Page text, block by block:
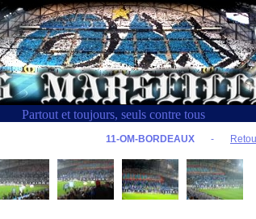
Partout et toujours, seuls contre tous
11-OM-BORDEAUX -